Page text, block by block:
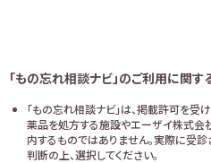
「もの忘れ相談ナビ」のご利用に関
「もの忘れ相談ナビ」は、掲載許可を受
薬品を処方する施設やエーザイ株式会
内するものではありません。実際に受
判断の上、選択してください。